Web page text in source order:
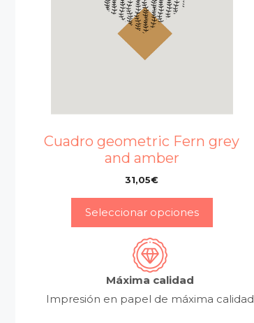
Cuadro geometric Fern grey
and amber
31,05€
Seleccionar opciones
Máxima calidad
Impresión en papel de máxima calidad